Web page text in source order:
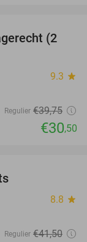
23%
(2
9.3 star
Regulier €39,75
€30,50
8.8 star
Regulier €41,50